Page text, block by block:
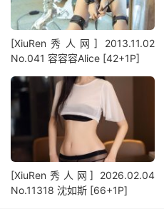
[XiuRen秀人网] 2013.11.02
No.041 容容容Alice [42+1P]
[XiuRen秀人网] 2026.02.04
No.11318 沈如斯 [66+1P]